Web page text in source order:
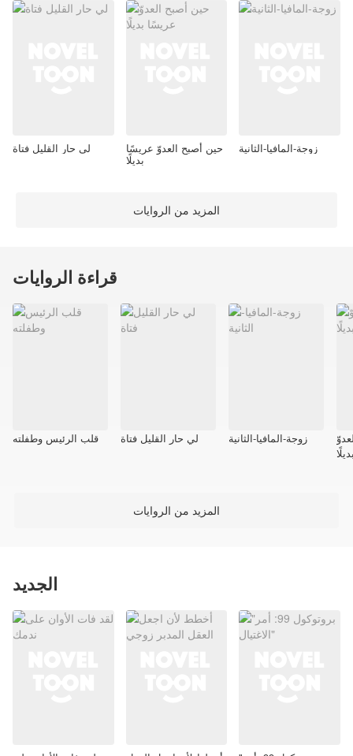
لي حار القليل فتاة حين أصبح العدوّ عريسًا
بديلًا
زوجة-المافيا-الثانية
المزيد من الروايات
قراءة الروايات
قلب الرئيس وطفلته لي حار القليل فتاة زوجة-المافيا-الثانية
المزيد من الروايات
الجديد